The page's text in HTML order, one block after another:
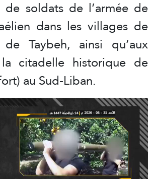
soldats de l’armée de
dans les villages de
Taybeh, ainsi qu’aux
citadelle historique de
au Sud-Liban.